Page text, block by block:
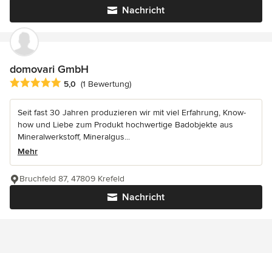
Nachricht
domovari GmbH
Durchschnittliche Bewertung: 5 von 5 Sternen
5,0 (1 Bewertung)
Seit fast 30 Jahren produzieren wir mit viel Erfahrung, Know-
how und Liebe zum Produkt hochwertige Badobjekte aus
Mineralwerkstoff, Mineralgus...
Mehr
Nachricht
Bruchfeld 87, 47809 Krefeld